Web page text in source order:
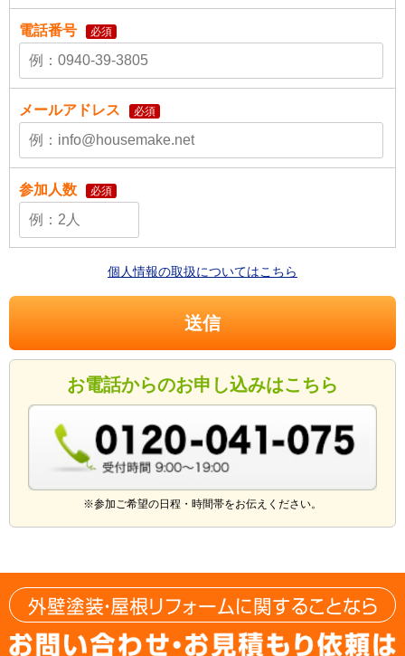
電話番号 必須
メールアドレス 必須
参加人数 必須
個人情報の取扱についてはこちら
お電話からのお申し込みはこちら
※参加ご希望の日程・時間帯をお伝えください。